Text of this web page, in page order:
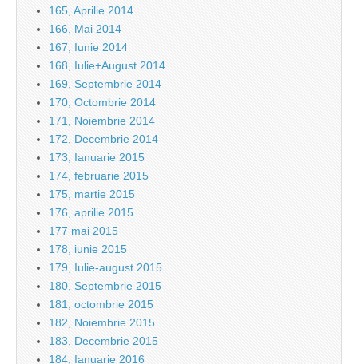
165, Aprilie 2014
166, Mai 2014
167, Iunie 2014
168, Iulie+August 2014
169, Septembrie 2014
170, Octombrie 2014
171, Noiembrie 2014
172, Decembrie 2014
173, Ianuarie 2015
174, februarie 2015
175, martie 2015
176, aprilie 2015
177 mai 2015
178, iunie 2015
179, Iulie-august 2015
180, Septembrie 2015
181, octombrie 2015
182, Noiembrie 2015
183, Decembrie 2015
184, Ianuarie 2016